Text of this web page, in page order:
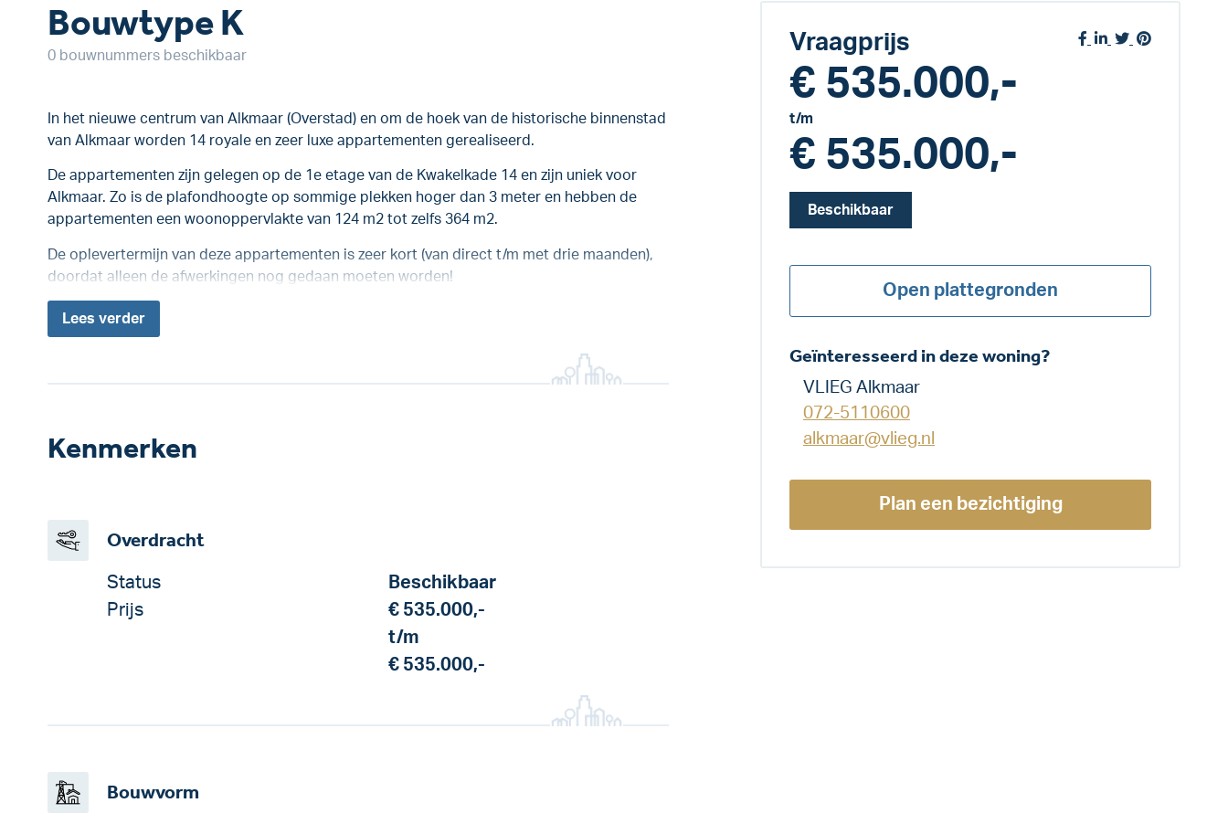
Bouwtype K
0 bouwnummers beschikbaar
In het nieuwe centrum van Alkmaar (Overstad) en om de hoek van de historische binnenstad
van Alkmaar worden 14 royale en zeer luxe appartementen gerealiseerd.
De appartementen zijn gelegen op de 1e etage van de Kwakelkade 14 en zijn uniek voor
Alkmaar. Zo is de plafondhoogte op sommige plekken hoger dan 3 meter en hebben de
appartementen een woonoppervlakte van 124 m2 tot zelfs 364 m2.
De oplevertermijn van deze appartementen is zeer kort (van direct t/m met drie maanden),
doordat alleen de afwerkingen nog gedaan moeten worden!
Lees verder
Kenmerken
Overdracht
Status
Beschikbaar
Prijs
€ 535.000,-
t/m
€ 535.000,-
Bouwvorm
Vraagprijs
€ 535.000,-
t/m
€ 535.000,-
Beschikbaar
Open plattegronden
Geïnteresseerd in deze woning?
VLIEG Alkmaar
072-5110600
alkmaar@vlieg.nl
Plan een bezichtiging